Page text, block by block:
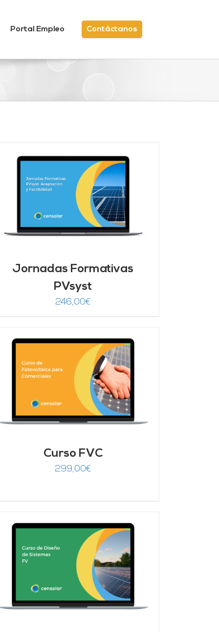
Portal Empleo Contáctanos
Jornadas Formativas
PVsyst
246,00€
Curso FVC
299,00€